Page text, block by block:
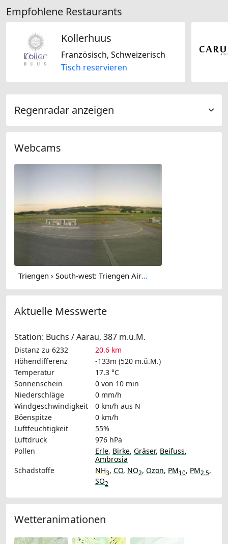
Empfohlene Restaurants
Kollerhuus
Französisch, Schweizerisch
Tisch reservieren
Regenradar anzeigen
Webcams
Triengen › South-west: Triengen Airport
Aktuelle Messwerte
Station: Buchs / Aarau, 387 m.ü.M.
Distanz zu 6232
20.6 km
Höhendifferenz
-133m (520 m.ü.M.)
Temperatur
17.3 °C
Sonnenschein
0 von 10 min
Niederschläge
0 mm/h
Windgeschwindigkeit
0 km/h aus N
Böenspitze
0 km/h
Luftfeuchtigkeit
55%
Luftdruck
976 hPa
Pollen
Erle, Birke, Gräser, Beifuss,
Ambrosia
Schadstoffe
NH3, CO, NO2, Ozon, PM10, PM2.5,
SO2
Wetteranimationen